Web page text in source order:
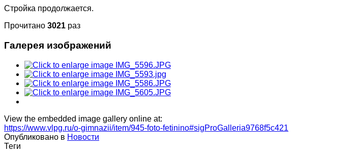
Стройка продолжается.
Прочитано 3021 раз
Галерея изображений
View the embedded image gallery online at:
https://www.vlpg.ru/o-gimnazii/item/945-foto-fetinino#sigProGalleria9768f5c421
Опубликовано в Новости
Теги